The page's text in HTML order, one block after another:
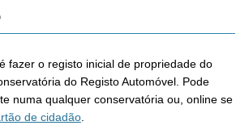
fazer o registo inicial de propriedade do
do Registo Automóvel. Pode
numa qualquer conservatória ou, online se
de cidadão.